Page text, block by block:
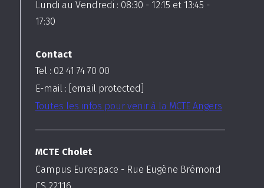
Lundi au Vendredi : 08:30 - 12:15 et 13:45 -
17:30
Contact
Tel : 02 41 74 70 00
E-mail : [email protected]
Toutes les infos pour venir à la MCTE Angers
MCTE Cholet
Campus Eurespace - Rue Eugène Brémond